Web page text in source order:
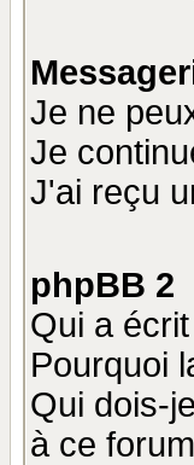
Je ne
Je
J'ai reçu
phpBB 2
Qui a
Pourquoi
Qui dois-
à ce